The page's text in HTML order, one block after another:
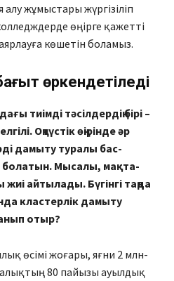
жұмыстары жүргізіліп
өңір­ге қажетті
көшетін боламыз.
өркендетіледі
тиімді тәсілдердің бірі –
Оңтүс­тік өңірінде әр
дамыту туралы бас­
болатын. Мысалы, мақта-
айтылады. Бүгінгі таңда
кластерлік дамыту
отыр?
өсімі жоғары, яғни 2 млн-
80 пайызы ауылдық